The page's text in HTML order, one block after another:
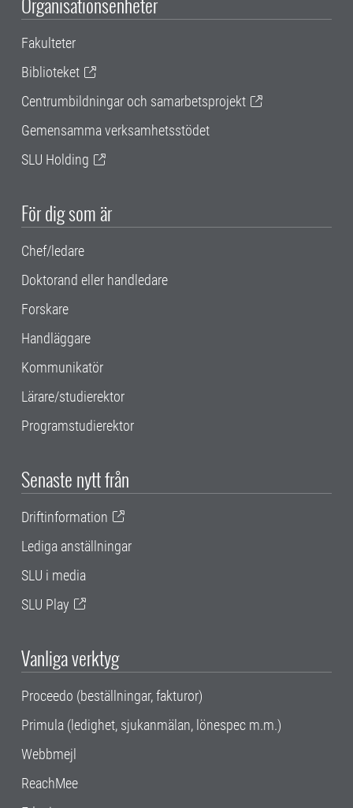
Fakulteter
Biblioteket
Centrumbildningar och samarbetsprojekt
Gemensamma verksamhetsstödet
SLU Holding
För dig som är
Chef/ledare
Doktorand eller handledare
Forskare
Handläggare
Kommunikatör
Lärare/studierektor
Programstudierektor
Senaste nytt från
Driftinformation
Lediga anställningar
SLU i media
SLU Play
Vanliga verktyg
Proceedo (beställningar, fakturor)
Primula (ledighet, sjukanmälan, lönespec m.m.)
Webbmejl
ReachMee